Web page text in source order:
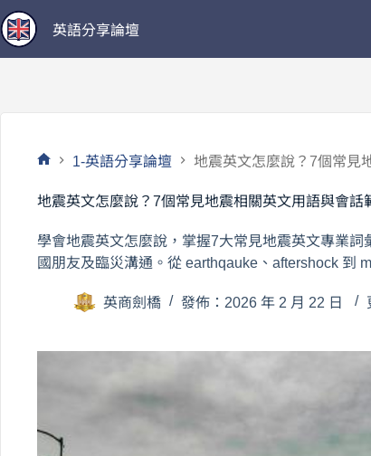
跳
至
主
英語分享論壇
頁
1-英語分享論壇 地震英文怎麼說？7個常見
地震英文怎麼說？7個常見地震相關英文用語與會話
學會地震英文怎麼說，掌握7大常見地震英文專業
國朋友及臨災溝通。從 earthqauke、aftershock 到
英商劍橋 發佈：2026 年 2 月 22 日